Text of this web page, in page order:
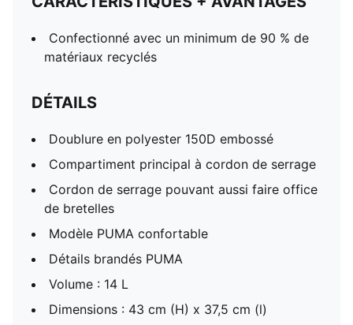
Confectionné avec un minimum de 90 % de
matériaux recyclés
DÉTAILS
Doublure en polyester 150D embossé
Compartiment principal à cordon de serrage
Cordon de serrage pouvant aussi faire office
de bretelles
Modèle PUMA confortable
Détails brandés PUMA
Volume : 14 L
Dimensions : 43 cm (H) x 37,5 cm (l)